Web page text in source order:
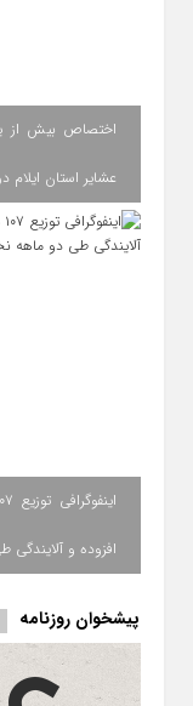
عشایر استان ایلام در
افزوده و آلایندگی طی دو
پیشخوان روزنامه